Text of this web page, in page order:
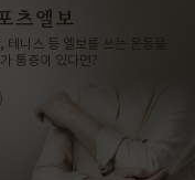
츠엘보
테니스 등 엘보를 쓰는 운동을
통증이 있다면?